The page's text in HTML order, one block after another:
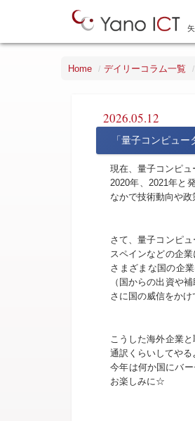
Home デイリーコラム一覧
2026.05.12
「量子コンピュ
現在、量子コンピュ
2020年、2021年と
なかで技術動向や
さて、量子コンピ
スペインなどの企
さまざまな国の企
（国からの出資や
さに国の威信をかけ
こうした海外企業
通訳くらいしてや
今年は何か国にバ
お楽しみに☆